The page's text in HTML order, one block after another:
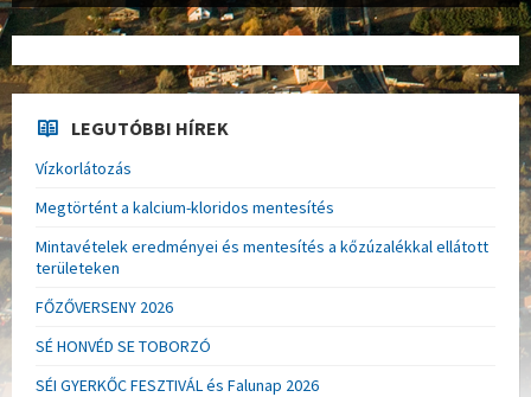
LEGUTÓBBI HÍREK
Vízkorlátozás
Megtörtént a kalcium-kloridos mentesítés
Mintavételek eredményei és mentesítés a kőzúzalékkal ellátott
területeken
FŐZŐVERSENY 2026
SÉ HONVÉD SE TOBORZÓ
SÉI GYERKŐC FESZTIVÁL és Falunap 2026